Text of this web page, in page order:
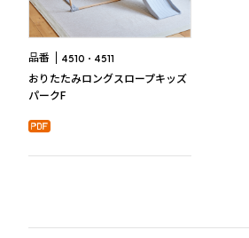
品番 4510 4511
おりたたみロングスロープキッズ
パークF